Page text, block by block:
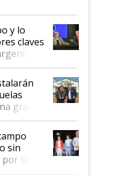
y lo
claves
gracias
sin
las